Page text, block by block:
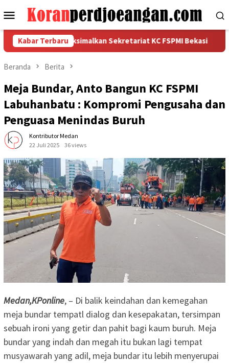
ke
Menu
Mobile
Kabar Terbaru
dan Maksimalkan Sekretariat KC FSPMI Bekasi Rapat
Beranda Berita
Meja Bundar, Anto Bangun KC FSPMI
Labuhanbatu : Kompromi Pengusaha dan
Penguasa Menindas Buruh
Kontributor Medan
22 Juli 2025
36 views
Medan,KPonline, – Di balik keindahan dan kemegahan
meja bundar tempatl dialog dan kesepakatan, tersimpan
sebuah ironi yang getir dan pahit bagi kaum buruh. Meja
bundar yang indah dan megah itu bukan lagi tempat
musyawarah yang adil, meja bundar itu lebih menyerupai